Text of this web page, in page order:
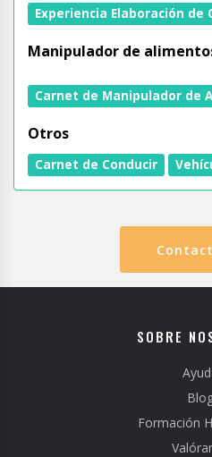
Experiencia Elaboración de
Manipulador de
Carnet de Manipulador de
Otros
Carnet de Conducir
SOBRE
Formación